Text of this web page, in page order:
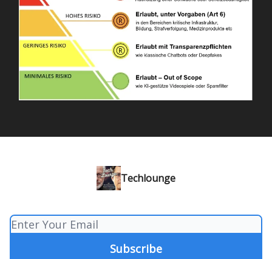
Techlounge